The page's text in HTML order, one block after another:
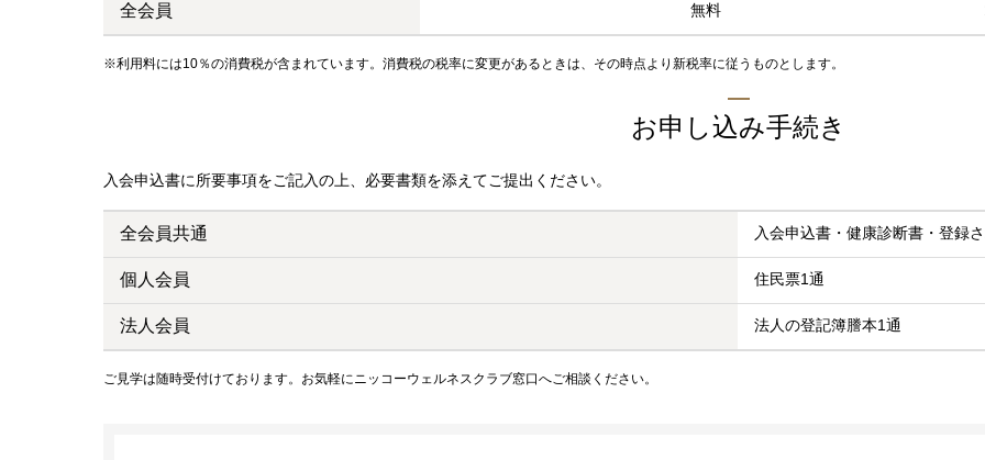
全会員 無料
※利用料には10％の消費税が含まれています。消費税の税率に変更があるときは、その時点より新税率に従うものとします。
お申し込み手続き
入会申込書に所要事項をご記入の上、必要書類を添えてご提出ください。
全会員共通 入会申込書・健康診断書・登録
個人会員 住民票1通
法人会員 法人の登記簿謄本1通
ご見学は随時受付けております。お気軽にニッコーウェルネスクラブ窓口へご相談ください。